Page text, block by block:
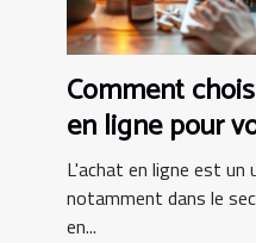
Comment
en ligne pour
L'achat en ligne est un
notamment dans le
en...